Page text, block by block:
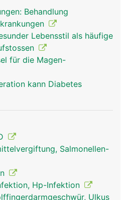
Behandlung
Lebensstil als häufige
für die Magen-
kann Diabetes
Salmonellen-
Hp-Infektion
Ulkus